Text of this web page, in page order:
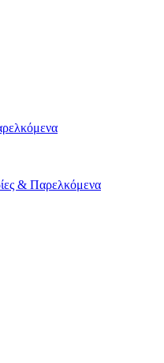
& Παρελκόμενα